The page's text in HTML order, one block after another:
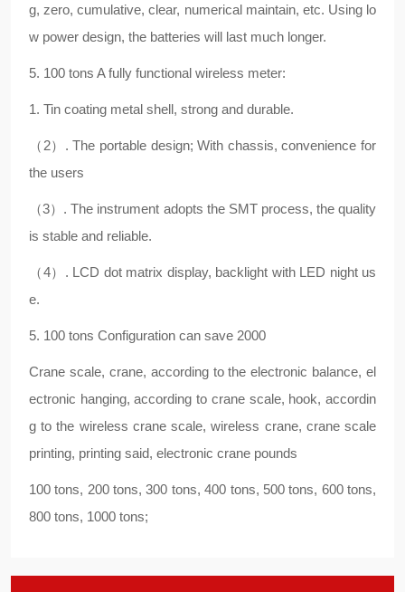
g, zero, cumulative, clear, numerical maintain, etc. Using lo
w power design, the batteries will last much longer.
5. 100 tons A fully functional wireless meter:
1. Tin coating metal shell, strong and durable.
（2）. The portable design; With chassis, convenience for
the users
（3）. The instrument adopts the SMT process, the quality
is stable and reliable.
（4）. LCD dot matrix display, backlight with LED night us
e.
5. 100 tons Configuration can save 2000
Crane scale, crane, according to the electronic balance, el
ectronic hanging, according to crane scale, hook, accordin
g to the wireless crane scale, wireless crane, crane scale
printing, printing said, electronic crane pounds
100 tons, 200 tons, 300 tons, 400 tons, 500 tons, 600 tons,
800 tons, 1000 tons;